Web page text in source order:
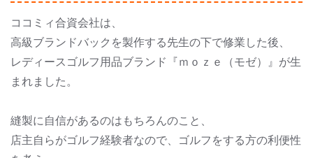
ココミィ合資会社は、
高級ブランドバックを製作する先生の下で修業した後、
レディースゴルフ用品ブランド『ｍｏｚｅ（モゼ）』が生
まれました。
縫製に自信があるのはもちろんのこと、
店主自らがゴルフ経験者なので、ゴルフをする方の利便性